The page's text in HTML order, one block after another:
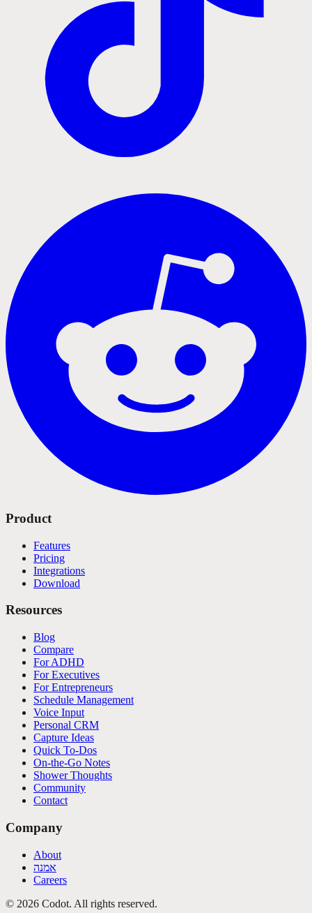
Product
Features
Pricing
Integrations
Download
Resources
Blog
Compare
For ADHD
For Executives
For Entrepreneurs
Schedule Management
Voice Input
Personal CRM
Capture Ideas
Quick To-Dos
On-the-Go Notes
Shower Thoughts
Community
Contact
Company
About
אמנה
Careers
© 2026 Codot. All rights reserved.